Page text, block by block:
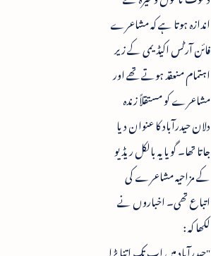
اندازہ ہوتا ہے کہ مشاعرے
فائن آرٹس اکیڈیمی کے زیر
اہتمام منعقد ہوتے تھے اور
مشاعرے کو مستقلاً زندہ
دلان حیدرآباد کا عنوان دیا
جاتا تھا۔ گویا یہ بالکل ریڈیو
کے مزاحیہ مشاعرے کی
اتباع تھی۔ اخباروں نے
لکھا کہ :
"حیدرآباد میں اب تک اتنا بڑا